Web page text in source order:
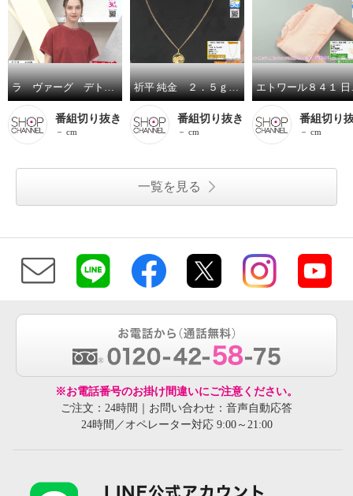
ラ ヴァーグ デトワール さりげなく決まる デイリーにもお出かけにも カットジャガード 上品プルオーバー
番組切り抜き
－ cm
祈平 純金 ２．５ｇ ＰＡＭＰ社製 バラの妖精 リバーシブルコイン ペンダントトップ
番組切り抜き
－ cm
エトワール
番組切り
－ cm
一覧を見る
※お電話番号のお掛け間違いにご注意ください。
ご注文：24時間｜お問い合わせ：音声自動応答
24時間／オペレーター対応 9:00～21:00